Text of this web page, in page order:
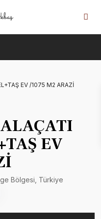
EV /1075 M2 ARAZİ
EV
Bölgesi, Türkiye